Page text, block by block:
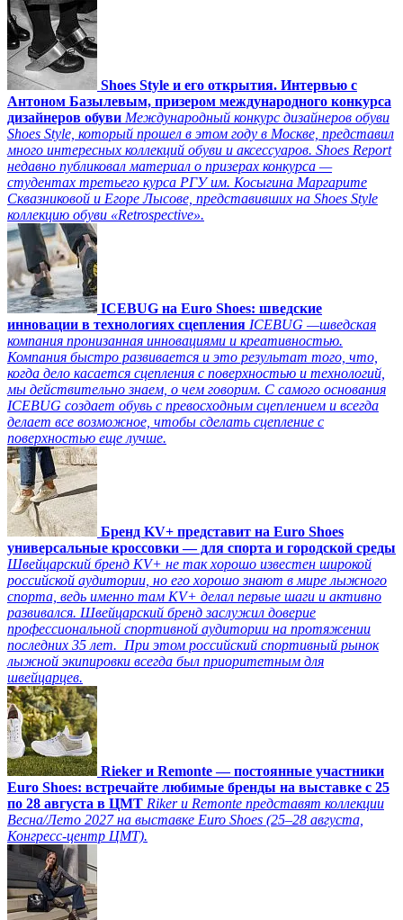
Shoes Style и его открытия. Интервью с
Антоном Базылевым, призером международного конкурса
дизайнеров обуви Международный конкурс дизайнеров обуви
Shoes Style, который прошел в этом году в Москве, представил
много интересных коллекций обуви и аксессуаров. Shoes Report
недавно публиковал материал о призерах конкурса —
студентах третьего курса РГУ им. Косыгина Маргарите
Сквазниковой и Егоре Лысове, представивших на Shoes Style
коллекцию обуви «Retrospective».
ICEBUG на Euro Shoes: шведские
инновации в технологиях сцепления ICEBUG —шведская
компания пронизанная инновациями и креативностью.
Компания быстро развивается и это результат того, что,
когда дело касается сцепления с поверхностью и технологий,
мы действительно знаем, о чем говорим. С самого основания
ICEBUG создает обувь с превосходным сцеплением и всегда
делает все возможное, чтобы сделать сцепление с
поверхностью еще лучше.
Бренд KV+ представит на Euro Shoes
универсальные кроссовки — для спорта и городской среды
Швейцарский бренд KV+ не так хорошо известен широкой
российской аудитории, но его хорошо знают в мире лыжного
спорта, ведь именно там KV+ делал первые шаги и активно
развивался. Швейцарский бренд заслужил доверие
профессиональной спортивной аудитории на протяжении
последних 35 лет. При этом российский спортивный рынок
лыжной экипировки всегда был приоритетным для
швейцарцев.
Rieker и Remonte — постоянные участники
Euro Shoes: встречайте любимые бренды на выставке с 25
по 28 августа в ЦМТ Riker и Remonte представят коллекции
Весна/Лето 2027 на выставке Euro Shoes (25–28 августа,
Конгресс‑центр ЦМТ).